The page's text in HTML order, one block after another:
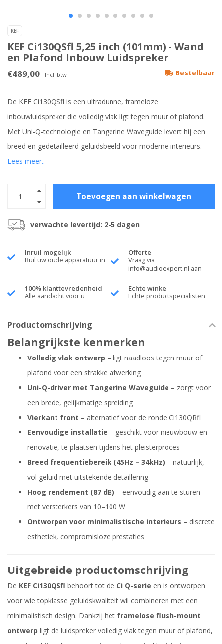
KEF
KEF Ci130QSfl 5,25 inch (101mm) - Wand
en Plafond Inbouw Luidspreker
€489,00 Incl. btw Bestelbaar
De KEF Ci130QSfl is een ultradunne, frameloze
inbouwluidspreker die volledig vlak ligt tegen muur of plafond.
Met Uni-Q-technologie en Tangerine Waveguide levert hij een
breed en gedetailleerd geluidsbeeld voor moderne interieurs.
Lees meer..
Toevoegen aan winkelwagen
verwachte levertijd: 2-5 dagen
Inruil mogelijk
Ruil uw oude apparatuur in
Offerte
Vraag via
info@audioexpert.nl aan
100% klanttevredenheid
Alle aandacht voor u
Echte winkel
Echte productspecialisten
Productomschrijving
Belangrijkste kenmerken
Volledig vlak ontwerp – ligt naadloos tegen muur of
plafond voor een strakke afwerking
Uni-Q-driver met Tangerine Waveguide – zorgt voor
een brede, gelijkmatige spreiding
Vierkant front – alternatief voor de ronde Ci130QRfl
Eenvoudige installatie – geschikt voor nieuwbouw en
renovatie, te plaatsen tijdens het pleisterproces
Breed frequentiebereik (45Hz – 34kHz) – natuurlijk,
vol geluid met uitstekende detaillering
Hoog rendement (87 dB) – eenvoudig aan te sturen
met versterkers van 10–100 W
Ontworpen voor minimalistische interieurs – discrete
esthetiek, compromisloze prestaties
Uitgebreide productomschrijving
De KEF Ci130QSfl behoort tot de Ci Q-serie en is ontworpen
voor wie topklasse geluidskwaliteit wil combineren met een
minimalistisch design. Dankzij het framelose flush-mount
ontwerp ligt de luidspreker volledig vlak tegen muur of plafond,